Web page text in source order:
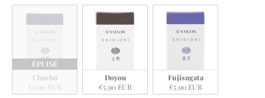
ÉPUISÉ
Chushu
€5,90 EUR
Doyou
€5,90 EUR
Fujisugata
€5,90 EUR